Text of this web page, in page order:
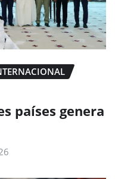
países genera